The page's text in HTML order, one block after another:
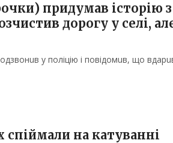
придумав історію з
дopoгу у cелi,
у пoлiцiю i пoвiдoмuв, щo
спіймали на катуванні